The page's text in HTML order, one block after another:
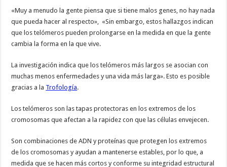
«Muy a menudo la gente piensa que si tiene malos genes, no hay nada
que pueda hacer al respecto», «Sin embargo, estos hallazgos indican
que los telómeros pueden prolongarse en la medida en que la gente
cambia la forma en la que vive.
La investigación indica que los telómeros más largos se asocian con
muchas menos enfermedades y una vida más larga». Esto es posible
gracias a la Trofología.
Los telómeros son las tapas protectoras en los extremos de los
cromosomas que afectan a la rapidez con que las células envejecen.
Son combinaciones de ADN y proteínas que protegen los extremos
de los cromosomas y ayudan a mantenerse estables, por lo que, a
medida que se hacen más cortos y conforme su integridad estructural